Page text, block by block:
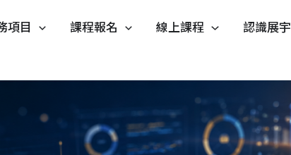
項目 課程報名 線上課程 認識展宇